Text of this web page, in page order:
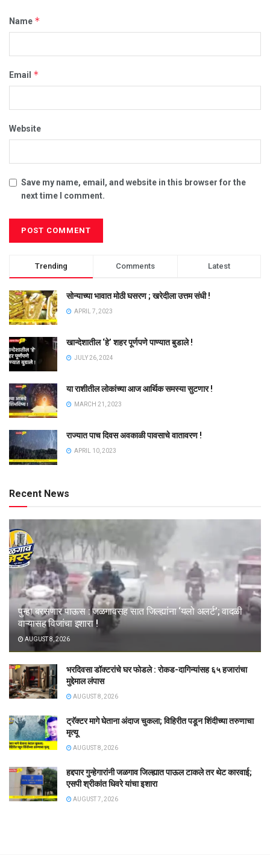
Name *
Email *
Website
Save my name, email, and website in this browser for the
next time I comment.
Trending Comments Latest
सोन्याच्या भावात मोठी घसरण ; खरेदीला उत्तम संधी !
APRIL 7, 2023
खान्देशातील ‘हे’ शहर पूर्णपणे पाण्यात बुडाले !
JULY 26, 2024
या राशीतील लोकांच्या आज आर्थिक समस्या सुटणार !
MARCH 21, 2023
राज्यात पाच दिवस अवकाळी पावसाचे वातावरण !
APRIL 10, 2023
Recent News
पुन्हा बरसणार पाऊस : जळगावसह सात जिल्ह्यांना ‘यलो अलर्ट’; वादळी
वाऱ्यासह विजांचा इशारा !
AUGUST 8, 2026
भरदिवसा डॉक्टरांचे घर फोडले : रोकड-दागिन्यांसह ६५ हजारांचा
मुद्देमाल लंपास
AUGUST 8, 2026
ट्रॅक्टर मागे घेताना अंदाज चुकला; विहिरीत पडून शिंदीच्या तरुणाचा
मृत्यू
AUGUST 8, 2026
हद्दपार गुन्हेगारांनी जळगाव जिल्ह्यात पाऊल टाकले तर थेट कारवाई;
एसपी श्रीकांत धिवरे यांचा इशारा
AUGUST 7, 2026